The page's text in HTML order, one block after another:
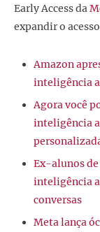
Early Access da
expandir o
Amazon
inteligência
Agora você
inteligência
Ex-alunos
inteligência
conversas
Meta lança